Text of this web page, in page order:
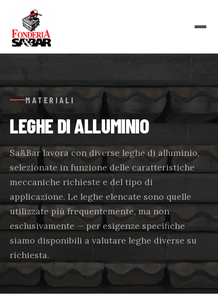
MATERIALI
LEGHE DI ALLUMINIO
Sa&Bar lavora con diverse leghe di alluminio,
selezionate in funzione delle caratteristiche
meccaniche richieste e del tipo di
applicazione. Le leghe elencate sono quelle
utilizzate più frequentemente, ma non
esclusivamente — per esigenze specifiche
siamo disponibili a valutare leghe diverse su
richiesta.